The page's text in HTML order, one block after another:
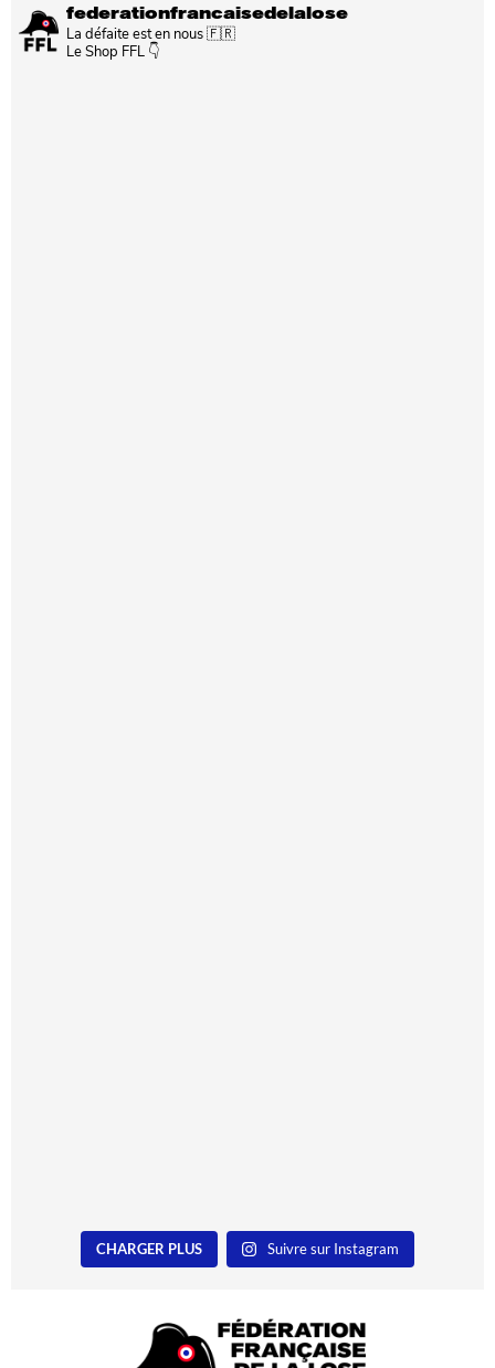
federationfrancaisedelalose
La défaite est en nous 🇫🇷
Le Shop FFL 👇
CHARGER PLUS Suivre sur Instagram